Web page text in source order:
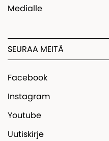
Medialle
SEURAA MEITÄ
Facebook
Instagram
Youtube
Uutiskirje